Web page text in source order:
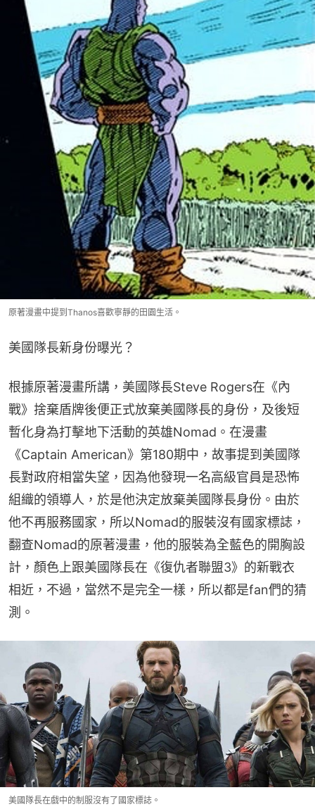
原著漫畫中提到Thanos喜歡寧靜的田園生活。
美國隊長新身份曝光？
根據原著漫畫所講，美國隊長Steve Rogers在《內
戰》捨棄盾牌後便正式放棄美國隊長的身份，及後短
暫化身為打擊地下活動的英雄Nomad。在漫畫
《Captain American》第180期中，故事提到美國隊
長對政府相當失望，因為他發現一名高級官員是恐怖
組織的領導人，於是他決定放棄美國隊長身份。由於
他不再服務國家，所以Nomad的服裝沒有國家標誌，
翻查Nomad的原著漫畫，他的服裝為全藍色的開胸設
計，顏色上跟美國隊長在《復仇者聯盟3》的新戰衣
相近，不過，當然不是完全一樣，所以都是fan們的猜
測。
美國隊長在戲中的制服沒有了國家標誌。